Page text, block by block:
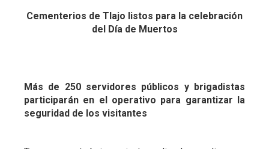
Cementerios de Tlajo listos para la celebración
del Día de Muertos
Más de 250 servidores públicos y brigadistas
participarán en el operativo para garantizar la
seguridad de los visitantes